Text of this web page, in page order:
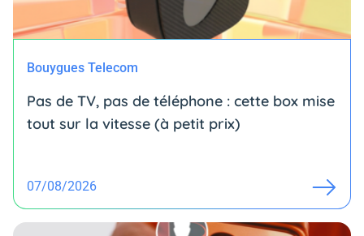
Bouygues Telecom
Pas de TV, pas de téléphone : cette box mise
tout sur la vitesse (à petit prix)
07/08/2026